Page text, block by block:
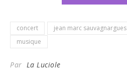
concert jean marc sauvagnargues
musique
Par La Luciole